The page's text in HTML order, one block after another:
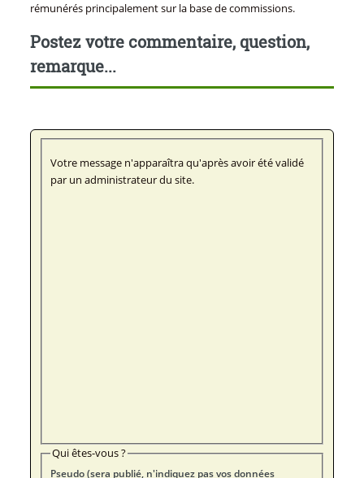
rémunérés principalement sur la base de commissions.
Postez votre commentaire, question,
remarque...
Votre message n'apparaîtra qu'après avoir été validé
par un administrateur du site.
Qui êtes-vous ?
Pseudo (sera publié, n'indiquez pas vos données